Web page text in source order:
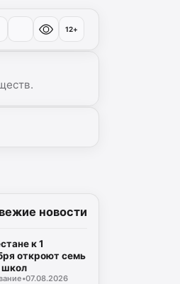
12+
новости
к 1
откроют семь
школ
•07.08.2026